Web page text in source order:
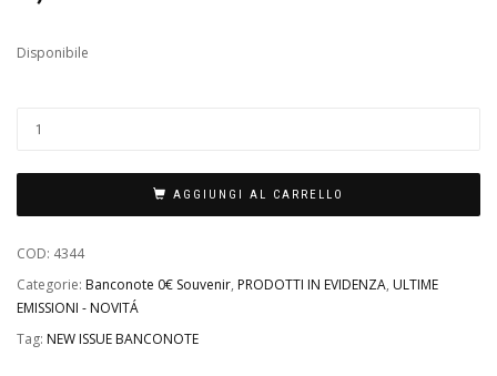
Disponibile
AGGIUNGI AL CARRELLO
COD: 4344
Categorie: Banconote 0€ Souvenir, PRODOTTI IN EVIDENZA, ULTIME
EMISSIONI - NOVITÁ
Tag: NEW ISSUE BANCONOTE